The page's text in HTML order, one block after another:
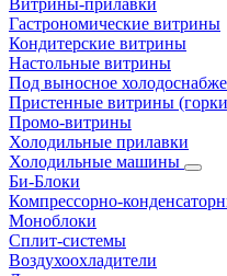
Витрины-прилавки
Гастрономические витрины
Кондитерские витрины
Настольные витрины
Под выносное
Пристенные витрины
Промо-витрины
Холодильные прилавки
Холодильные машины
Би-Блоки
Компрессорно-
Моноблоки
Сплит-системы
Воздухоохладители